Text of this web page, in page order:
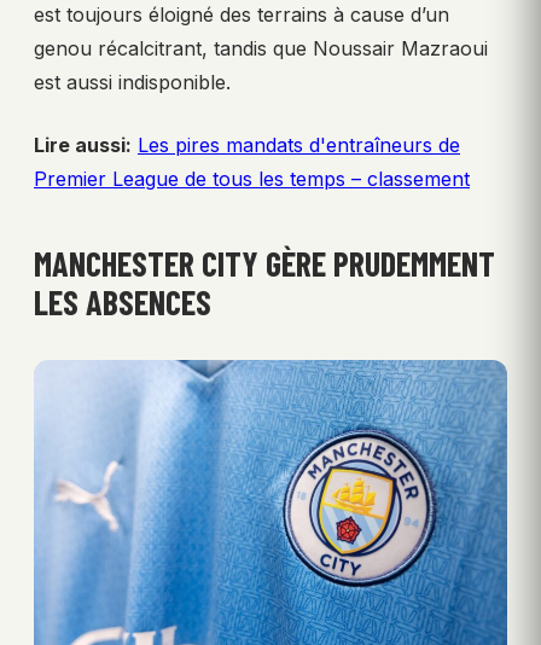
est toujours éloigné des terrains à cause d’un
genou récalcitrant, tandis que Noussair Mazraoui
est aussi indisponible.
Lire aussi: Les pires mandats d'entraîneurs de
Premier League de tous les temps – classement
MANCHESTER CITY GÈRE PRUDEMMENT
LES ABSENCES